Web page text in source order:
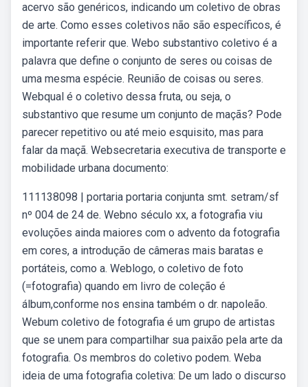
acervo são genéricos, indicando um coletivo de obras
de arte. Como esses coletivos não são específicos, é
importante referir que. Webo substantivo coletivo é a
palavra que define o conjunto de seres ou coisas de
uma mesma espécie. Reunião de coisas ou seres.
Webqual é o coletivo dessa fruta, ou seja, o
substantivo que resume um conjunto de maçãs? Pode
parecer repetitivo ou até meio esquisito, mas para
falar da maçã. Websecretaria executiva de transporte e
mobilidade urbana documento:
111138098 | portaria portaria conjunta smt. setram/sf
nº 004 de 24 de. Webno século xx, a fotografia viu
evoluções ainda maiores com o advento da fotografia
em cores, a introdução de câmeras mais baratas e
portáteis, como a. Weblogo, o coletivo de foto
(=fotografia) quando em livro de coleção é
álbum,conforme nos ensina também o dr. napoleão.
Webum coletivo de fotografia é um grupo de artistas
que se unem para compartilhar sua paixão pela arte da
fotografia. Os membros do coletivo podem. Weba
ideia de uma fotografia coletiva: De um lado o discurso